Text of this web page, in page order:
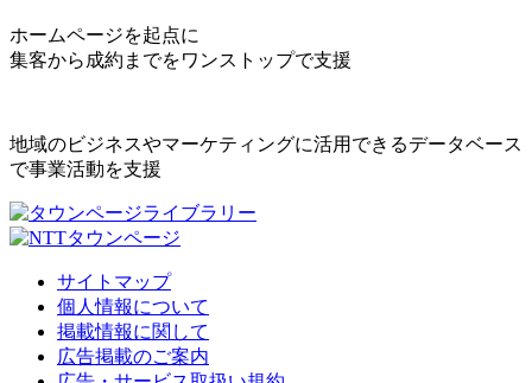
ホームページを起点に
集客から成約までをワンストップで支援
地域のビジネスやマーケティングに活用できるデータベース
で事業活動を支援
サイトマップ
個人情報について
掲載情報に関して
広告掲載のご案内